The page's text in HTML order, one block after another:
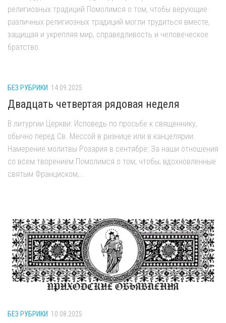
религиозных традиций Помолимся о том, чтобы верующие
различных религиозных традиций могли трудиться вместе,
защищая и укрепляя мир, справедливость и человеческое
братство.
БЕЗ РУБРИКИ 14.09.2025
Двадцать четвертая рядовая неделя
В литургии Церкви: Исповедь по просьбе к священнику,
обычно перед Св. Мессой в ризнице или в канцелярии.
Намерение молитвы Розария в сентябре: За наши отношения
со всем творением Помолимся о том, чтобы, вдохновленные
святым Франциском,...
БЕЗ РУБРИКИ 10.08.2025